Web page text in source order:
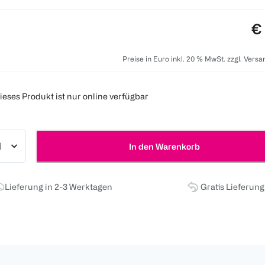
€
Preise in Euro inkl. 20 % MwSt. zzgl.
Produkt ist nur online verfügbar
In den Warenkorb
Lieferung in 2-3 Werktagen Gratis